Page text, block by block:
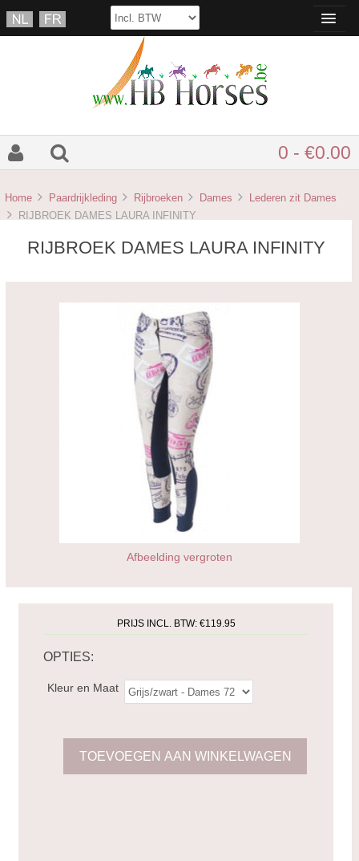
0 - €0.00
Home Paardrijkleding Rijbroeken Dames
Lederen zit Dames
RIJBROEK DAMES LAURA INFINITY
RIJBROEK DAMES LAURA INFINITY
Afbeelding vergroten
PRIJS INCL. BTW: €119.95
OPTIES:
Kleur en Maat